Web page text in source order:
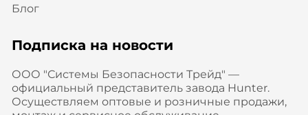
Блог
Подписка на новости
ООО "Системы Безопасности Трейд" —
официальный представитель завода Hunter.
Осуществляем оптовые и розничные продажи,